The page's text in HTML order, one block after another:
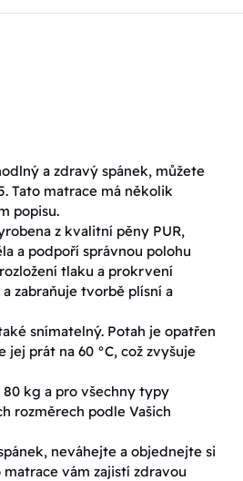
a zdravý spánek, můžete
Tato matrace má několik
popisu.
z kvalitní pěny PUR,
a podpoří správnou polohu
tlaku a prokrvení
zabraňuje tvorbě plísní a
snímatelný. Potah je opatřen
jej prát na 60 °C, což zvyšuje
kg a pro všechny typy
rozměrech podle Vašich
neváhejte a objednejte si
vám zajistí zdravou